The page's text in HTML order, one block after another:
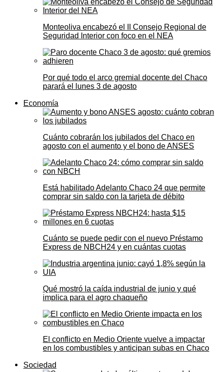
Monteoliva encabezó el II Consejo Regional de
Seguridad Interior con foco en el NEA
Por qué todo el arco gremial docente del Chaco
parará el lunes 3 de agosto
Economía
Cuánto cobrarán los jubilados del Chaco en
agosto con el aumento y el bono de ANSES
Está habilitado Adelanto Chaco 24 que permite
comprar sin saldo con la tarjeta de débito
Cuánto se puede pedir con el nuevo Préstamo
Express de NBCH24 y en cuántas cuotas
Qué mostró la caída industrial de junio y qué
implica para el agro chaqueño
El conflicto en Medio Oriente vuelve a impactar
en los combustibles y anticipan subas en Chaco
Sociedad